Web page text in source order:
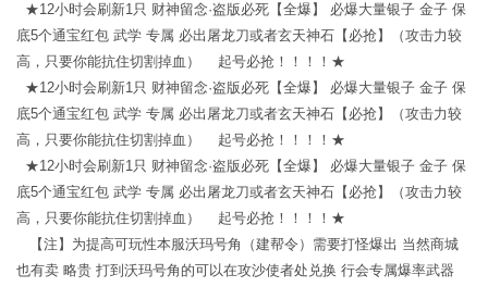
★12小时会刷新1只 财神留念·盗版必死【全爆】 必爆大量银子 金子 保
底5个通宝红包 武学 专属 必出屠龙刀或者玄天神石【必抢】（攻击力较
高，只要你能抗住切割掉血） 起号必抢！！！！★
★12小时会刷新1只 财神留念·盗版必死【全爆】 必爆大量银子 金子 保
底5个通宝红包 武学 专属 必出屠龙刀或者玄天神石【必抢】（攻击力较
高，只要你能抗住切割掉血） 起号必抢！！！！★
★12小时会刷新1只 财神留念·盗版必死【全爆】 必爆大量银子 金子 保
底5个通宝红包 武学 专属 必出屠龙刀或者玄天神石【必抢】（攻击力较
高，只要你能抗住切割掉血） 起号必抢！！！！★
【注】为提高可玩性本服沃玛号角（建帮令）需要打怪爆出 当然商城
也有卖 略贵 打到沃玛号角的可以在攻沙使者处兑换 行会专属爆率武器